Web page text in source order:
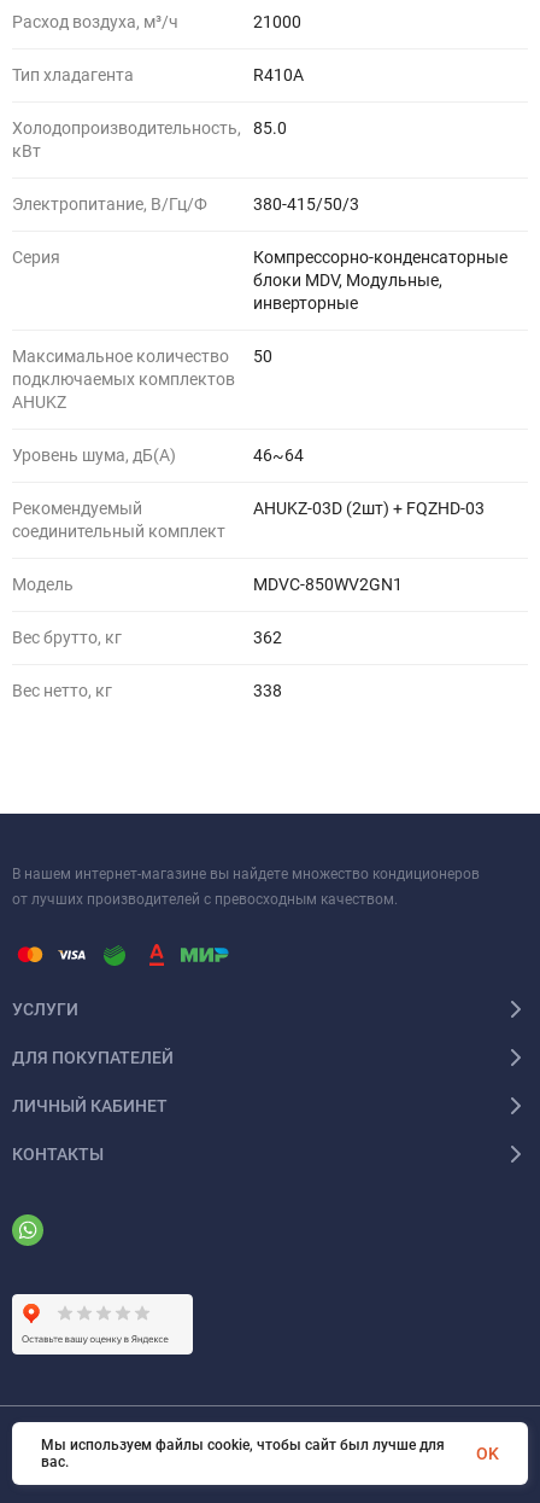
Расход воздуха, м³/ч 21000
Тип хладагента R410A
Холодопроизводительность,
кВт
85.0
Электропитание, В/Гц/Ф 380-415/50/3
Серия
Компрессорно-конденсаторные
блоки MDV, Модульные,
инверторные
Максимальное количество
подключаемых комплектов
AHUKZ
50
Уровень шума, дБ(A) 46~64
Рекомендуемый
соединительный комплект
AHUKZ-03D (2шт) + FQZHD-03
Модель MDVC-850WV2GN1
Вес брутто, кг 362
Вес нетто, кг 338
В нашем интернет-магазине вы найдете множество кондиционеров
от лучших производителей с превосходным качеством.
УСЛУГИ
ДЛЯ ПОКУПАТЕЛЕЙ
ЛИЧНЫЙ КАБИНЕТ
КОНТАКТЫ
© 2026 ООО «ФАЗИНЖИНИРИНГ». Все права защищены
Мы используем файлы cookie, чтобы сайт был лучше для
вас.
OK